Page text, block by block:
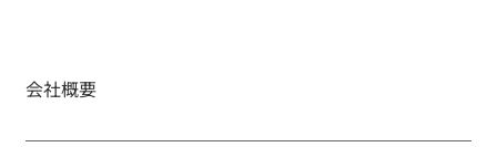
会社概要